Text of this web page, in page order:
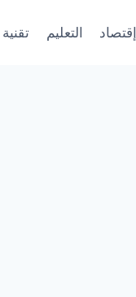
إقتصاد التعليم تقنية